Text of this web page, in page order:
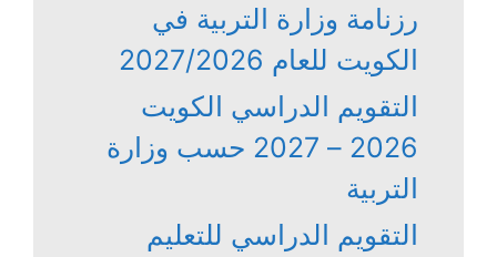
رزنامة وزارة التربية في
الكويت للعام 2027/2026
التقويم الدراسي الكويت
2026 – 2027 حسب وزارة
التربية
التقويم الدراسي للتعليم